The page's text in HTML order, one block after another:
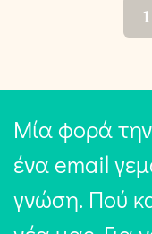
1
Μία φορά
ένα email
γνώση. Πού